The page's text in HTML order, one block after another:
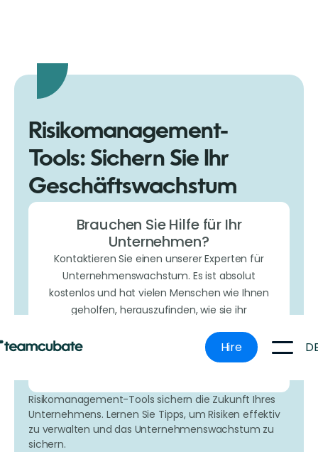
Risikomanagement-
Tools: Sichern Sie Ihr
Geschäftswachstum
Brauchen Sie Hilfe für Ihr
Unternehmen?
Kontaktieren Sie einen unserer Experten für
Unternehmenswachstum. Es ist absolut
kostenlos und hat vielen Menschen wie Ihnen
geholfen, herauszufinden, wie sie ihr
teure Fehler zu machen.
Hier Ihren Termin vereinbaren
Risikomanagement-Tools sichern die Zukunft Ihres
Unternehmens. Lernen Sie Tipps, um Risiken effektiv
zu verwalten und das Unternehmenswachstum zu
sichern.
Hire